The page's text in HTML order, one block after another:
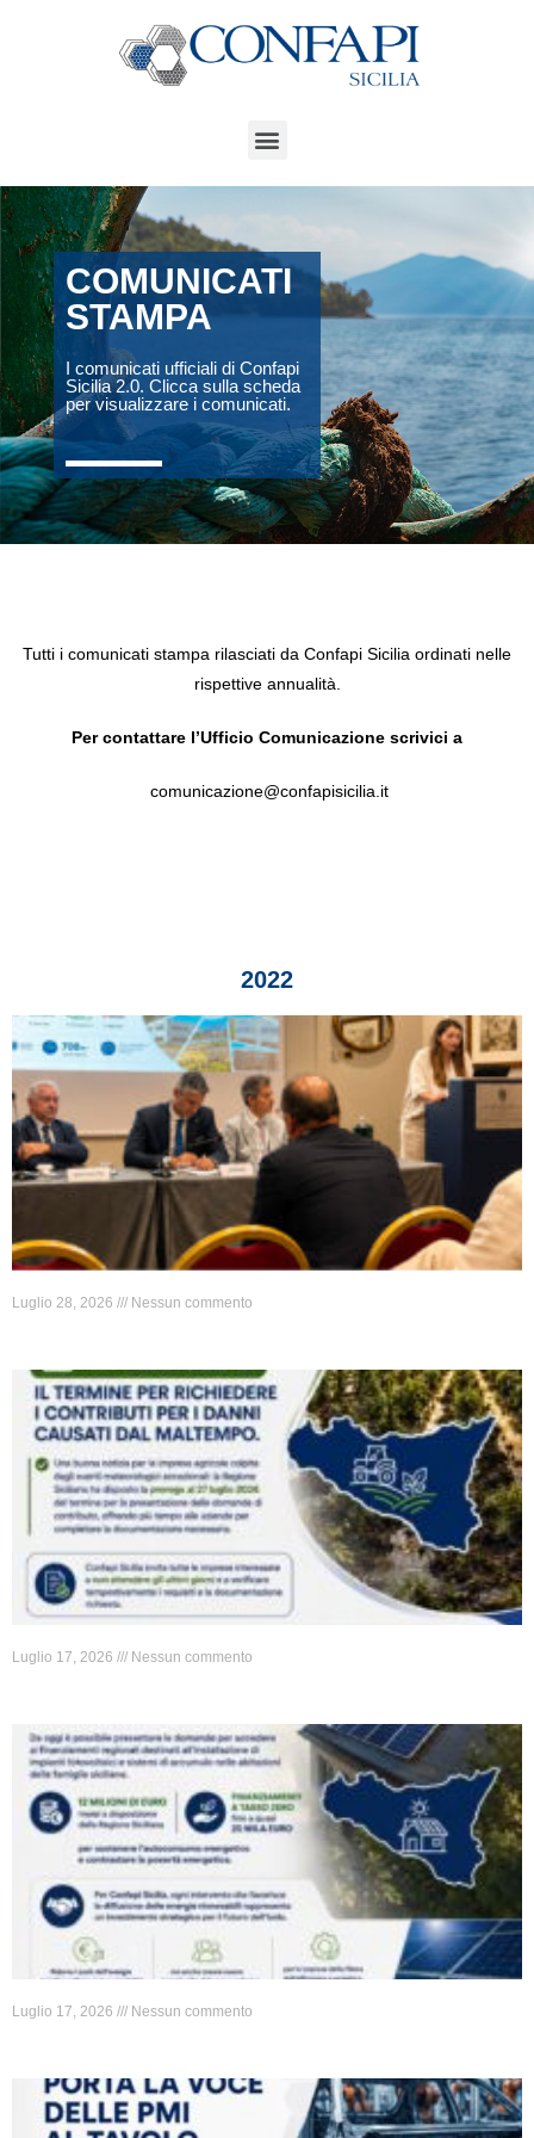
COMUNICATI
STAMPA
I comunicati ufficiali di Confapi
Sicilia 2.0. Clicca sulla scheda
per visualizzare i comunicati.
Tutti i comunicati stampa rilasciati da Confapi Sicilia ordinati nelle
rispettive annualità.
Per contattare l’Ufficio Comunicazione scrivici a
comunicazione@confapisicilia.it
2022
Luglio 28, 2026 Nessun commento
Luglio 17, 2026 Nessun commento
Luglio 17, 2026 Nessun commento